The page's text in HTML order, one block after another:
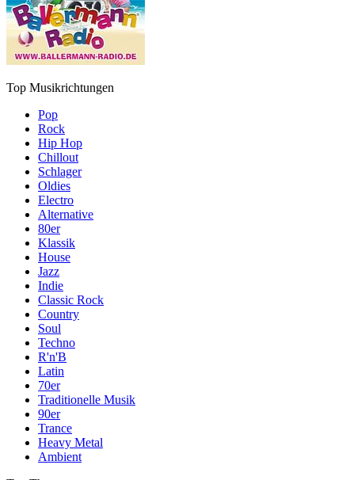
Top Musikrichtungen
Pop
Rock
Hip Hop
Chillout
Schlager
Oldies
Electro
Alternative
80er
Klassik
House
Jazz
Indie
Classic Rock
Country
Soul
Techno
R'n'B
Latin
70er
Traditionelle Musik
90er
Trance
Heavy Metal
Ambient